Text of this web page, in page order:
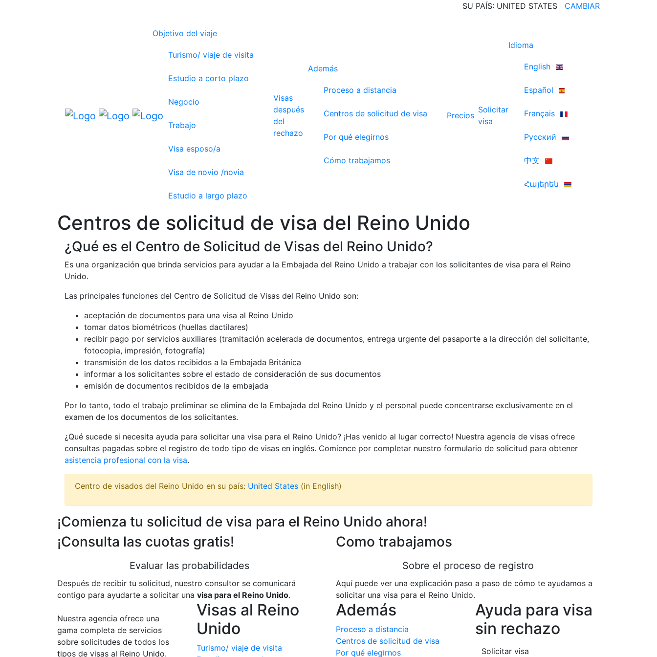
SU PAÍS: UNITED STATES CAMBIAR
Objetivo del viaje
Turismo/ viaje de visita
Estudio a corto plazo
Negocio
Trabajo
Visa esposo/a
Visa de novio /novia
Estudio a largo plazo
Visas
después
del
rechazo
Además
Proceso a distancia
Centros de solicitud de visa
Por qué elegirnos
Cómo trabajamos
Precios
Solicitar
visa
Idioma
English
Español
Français
Русский
中文
Հայերեն
Centros de solicitud de visa del Reino Unido
¿Qué es el Centro de Solicitud de Visas del Reino Unido?
Es una organización que brinda servicios para ayudar a la Embajada del Reino Unido a trabajar con los solicitantes de visa para el Reino
Unido.
Las principales funciones del Centro de Solicitud de Visas del Reino Unido son:
aceptación de documentos para una visa al Reino Unido
tomar datos biométricos (huellas dactilares)
recibir pago por servicios auxiliares (tramitación acelerada de documentos, entrega urgente del pasaporte a la dirección del solicitante,
fotocopia, impresión, fotografía)
transmisión de los datos recibidos a la Embajada Británica
informar a los solicitantes sobre el estado de consideración de sus documentos
emisión de documentos recibidos de la embajada
Por lo tanto, todo el trabajo preliminar se elimina de la Embajada del Reino Unido y el personal puede concentrarse exclusivamente en el
examen de los documentos de los solicitantes.
¿Qué sucede si necesita ayuda para solicitar una visa para el Reino Unido? ¡Has venido al lugar correcto! Nuestra agencia de visas ofrece
consultas pagadas sobre el registro de todo tipo de visas en inglés. Comience por completar nuestro formulario de solicitud para obtener
asistencia profesional con la visa.
Centro de visados del Reino Unido en su país: United States (in English)
¡Comienza tu solicitud de visa para el Reino Unido ahora!
¡Consulta las cuotas gratis!
Evaluar las probabilidades
Después de recibir tu solicitud, nuestro consultor se comunicará
contigo para ayudarte a solicitar una visa para el Reino Unido.
Como trabajamos
Sobre el proceso de registro
Aquí puede ver una explicación paso a paso de cómo te ayudamos a
solicitar una visa para el Reino Unido.
Nuestra agencia ofrece una
gama completa de servicios
sobre solicitudes de todos los
tipos de visas al Reino Unido.
Visas al Reino
Unido
Turismo/ viaje de visita
Además
Proceso a distancia
Centros de solicitud de visa
Por qué elegirnos
Ayuda para visa
sin rechazo
Solicitar visa